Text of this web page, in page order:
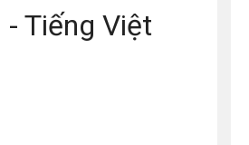
Tiếng Việt